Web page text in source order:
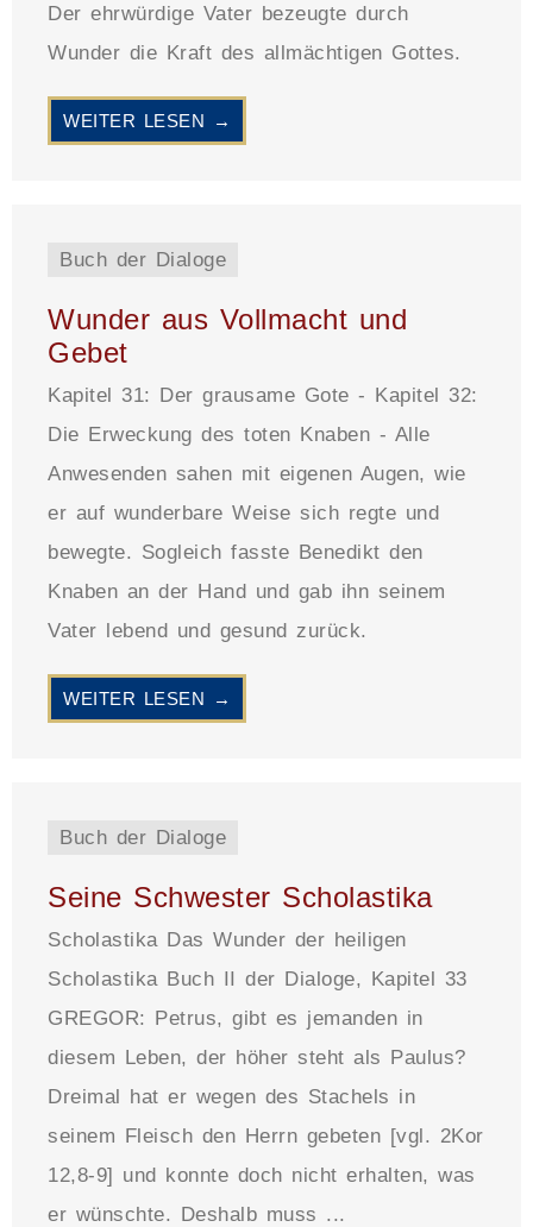
Der ehrwürdige Vater bezeugte durch
Wunder die Kraft des allmächtigen Gottes.
WEITER LESEN →
Buch der Dialoge
Wunder aus Vollmacht und
Gebet
Kapitel 31: Der grausame Gote - Kapitel 32:
Die Erweckung des toten Knaben - Alle
Anwesenden sahen mit eigenen Augen, wie
er auf wunderbare Weise sich regte und
bewegte. Sogleich fasste Benedikt den
Knaben an der Hand und gab ihn seinem
Vater lebend und gesund zurück.
WEITER LESEN →
Buch der Dialoge
Seine Schwester Scholastika
Scholastika Das Wunder der heiligen
Scholastika Buch II der Dialoge, Kapitel 33
GREGOR: Petrus, gibt es jemanden in
diesem Leben, der höher steht als Paulus?
Dreimal hat er wegen des Stachels in
seinem Fleisch den Herrn gebeten [vgl. 2Kor
12,8-9] und konnte doch nicht erhalten, was
er wünschte. Deshalb muss ...